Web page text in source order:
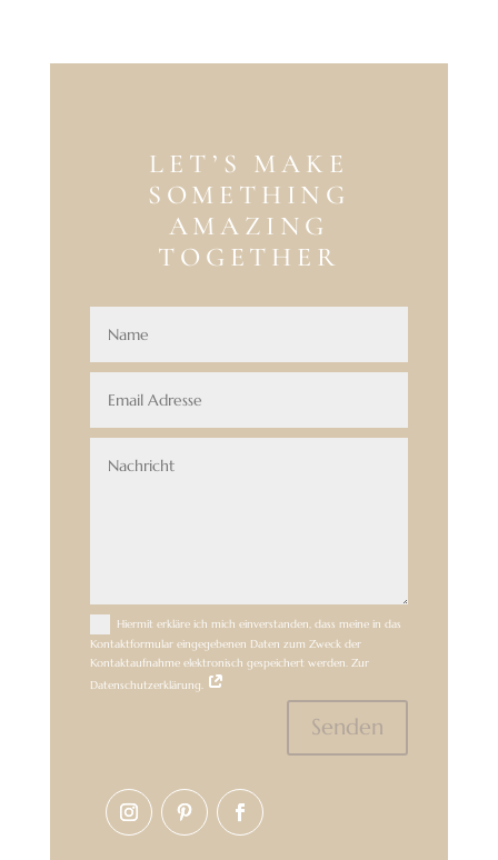
LET’S MAKE
SOMETHING
AMAZING
TOGETHER
Hiermit erkläre ich mich einverstanden, dass meine in das
Kontaktformular eingegebenen Daten zum Zweck der
Kontaktaufnahme elektronisch gespeichert werden. Zur
Datenschutzerklärung.
Senden